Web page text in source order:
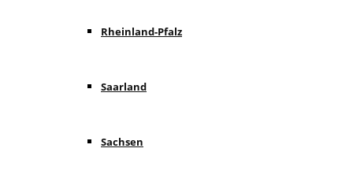
Rheinland-Pfalz
Saarland
Sachsen